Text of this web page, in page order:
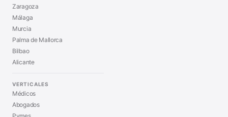
Zaragoza
Málaga
Murcia
Palma de Mallorca
Bilbao
Alicante
VERTICALES
Médicos
Abogados